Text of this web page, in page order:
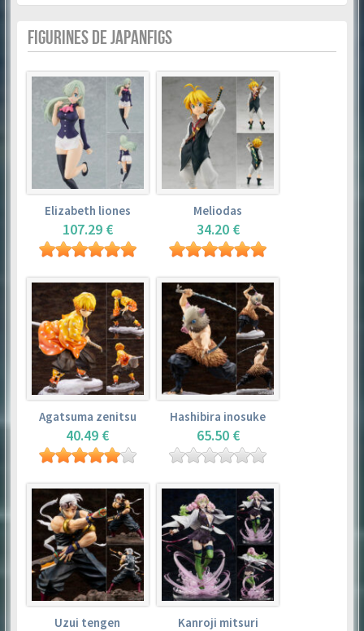
FIGURINES DE JAPANFIGS
Elizabeth liones
107.29 €
Meliodas
34.20 €
Agatsuma zenitsu
40.49 €
Hashibira inosuke
65.50 €
Uzui tengen Kanroji mitsuri